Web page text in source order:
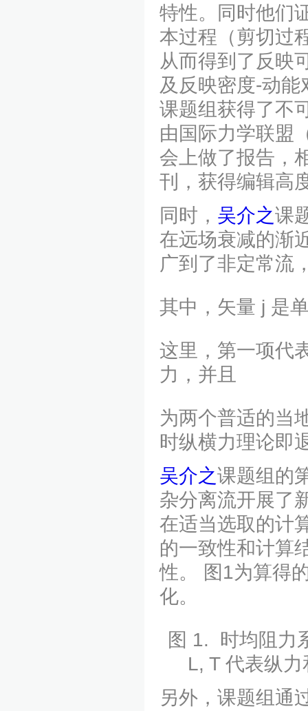
特性。同时他们
本过程（剪切过
从而得到了反映
及反映密度-动
课题组获得了不
由国际力学联盟
会上做了报告，
刊，获得编辑高
同时， 吴介之课
在远场衰减的渐
广到了非定常流
其中，矢量 j 是
这里，第一项代
力，并且
为两个普适的当
时纵横力理论即
吴介之课题组的
杂分离流开展了
在适当选取的计
的一致性和计算
性。 图1为算得
化。
图 1. 时均阻力
L, T 代表纵
另外，课题组通